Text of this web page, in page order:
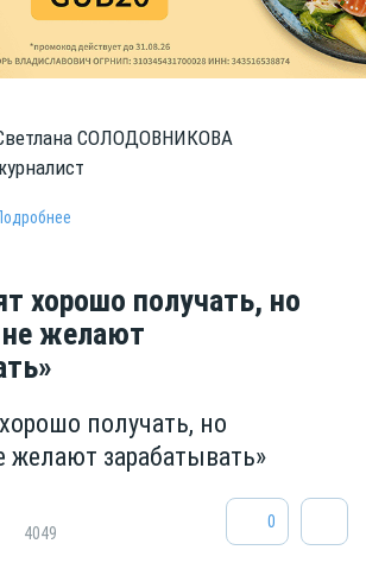
СОЛОДОВНИКОВА
хорошо получать, но
желают
получать, но
желают зарабатывать»
4049
0